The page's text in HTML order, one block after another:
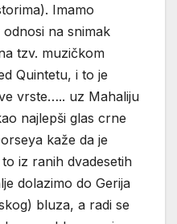
Imamo
na snimak
tzv. muzičkom
Quintetu, i to je
vrste….. uz Mahaliju
najlepši glas crne
kaže da je
to iz ranih dvadesetih
dolazimo do Gerija
bluza, a radi se